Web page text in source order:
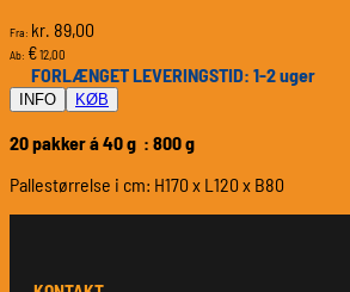
Fra: kr. 89,00
Ab: €12,00
FORLÆNGET LEVERINGSTID: 1-2 uger
INFO KØB
20 pakker á 40 g : 800 g
Pallestørrelse i cm: H170 x L120 x B80